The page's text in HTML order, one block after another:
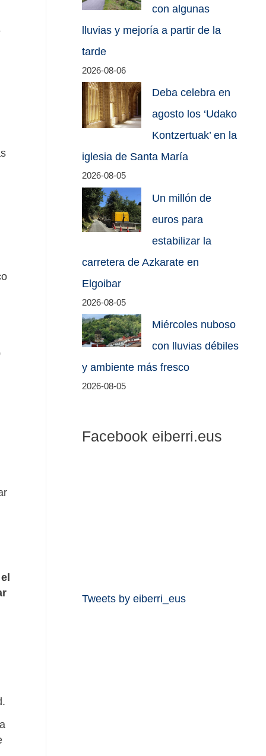
con algunas
lluvias y mejoría a partir de la
tarde
2026-08-06
Deba celebra en
agosto los ‘Udako
Kontzertuak’ en la
iglesia de Santa María
2026-08-05
Un millón de
euros para
estabilizar la
carretera de Azkarate en
Elgoibar
2026-08-05
Miércoles nuboso
con lluvias débiles
y ambiente más fresco
2026-08-05
Facebook eiberri.eus
Tweets by eiberri_eus